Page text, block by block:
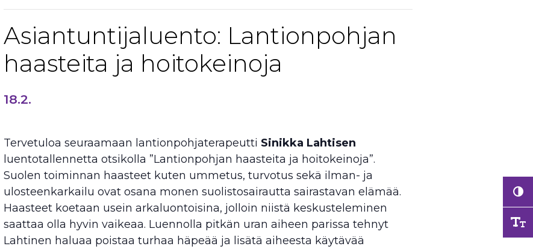
Asiantuntijaluento: Lantionpohjan
haasteita ja hoitokeinoja
18.2.
Tervetuloa seuraamaan lantionpohjaterapeutti Sinikka Lahtisen
luentotallennetta otsikolla ”Lantionpohjan haasteita ja hoitokeinoja”.
Suolen toiminnan haasteet kuten ummetus, turvotus sekä ilman- ja
ulosteenkarkailu ovat osana monen suolistosairautta sairastavan elämää.
Haasteet koetaan usein arkaluontoisina, jolloin niistä keskusteleminen
saattaa olla hyvin vaikeaa. Luennolla pitkän uran aiheen parissa tehnyt
Lahtinen haluaa poistaa turhaa häpeää ja lisätä aiheesta käytävää